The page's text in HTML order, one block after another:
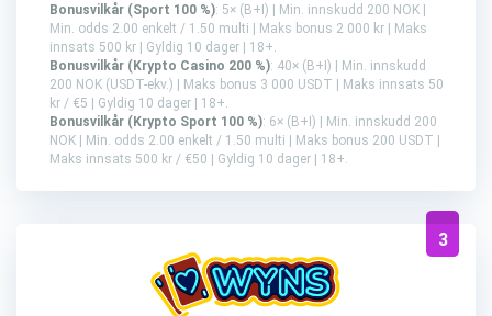
Bonusvilkår (Sport 100 %): 5× (B+I) | Min. innskudd 200 NOK |
Min. odds 2.00 enkelt / 1.50 multi | Maks bonus 2 000 kr | Maks
innsats 500 kr | Gyldig 10 dager | 18+.
Bonusvilkår (Krypto Casino 200 %): 40× (B+I) | Min. innskudd
200 NOK (USDT-ekv.) | Maks bonus 3 000 USDT | Maks innsats 50
kr / €5 | Gyldig 10 dager | 18+.
Bonusvilkår (Krypto Sport 100 %): 6× (B+I) | Min. innskudd 200
NOK | Min. odds 2.00 enkelt / 1.50 multi | Maks bonus 200 USDT |
Maks innsats 500 kr / €50 | Gyldig 10 dager | 18+.
3